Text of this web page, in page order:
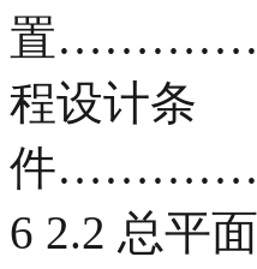
置
程设计条
件
6 2.2 总平